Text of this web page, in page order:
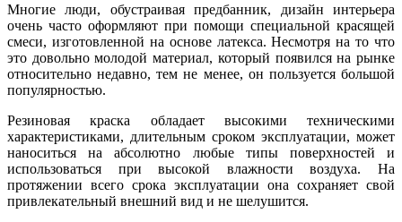
Многие люди, обустраивая предбанник, дизайн интерьера
очень часто оформляют при помощи специальной красящей
смеси, изготовленной на основе латекса. Несмотря на то что
это довольно молодой материал, который появился на рынке
относительно недавно, тем не менее, он пользуется большой
популярностью.
Резиновая краска обладает высокими техническими
характеристиками, длительным сроком эксплуатации, может
наноситься на абсолютно любые типы поверхностей и
использоваться при высокой влажности воздуха. На
протяжении всего срока эксплуатации она сохраняет свой
привлекательный внешний вид и не шелушится.